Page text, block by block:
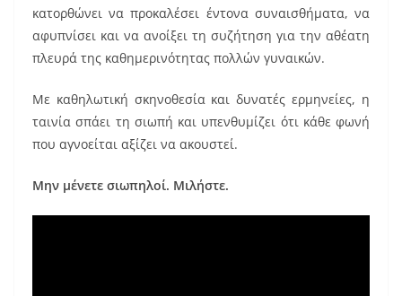
κατορθώνει να προκαλέσει έντονα συναισθήματα, να
αφυπνίσει και να ανοίξει τη συζήτηση για την αθέατη
πλευρά της καθημερινότητας πολλών γυναικών.
Με καθηλωτική σκηνοθεσία και δυνατές ερμηνείες, η
ταινία σπάει τη σιωπή και υπενθυμίζει ότι κάθε φωνή
που αγνοείται αξίζει να ακουστεί.
Μην μένετε σιωπηλοί. Μιλήστε.